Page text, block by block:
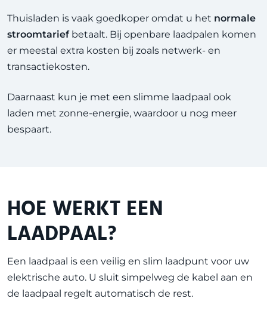
Thuisladen is vaak goedkoper omdat u het normale
stroomtariefbetaalt. Bij openbare laadpalen komen
er meestal extra kosten bij zoals netwerk- en
transactiekosten.
Daarnaast kun je met een slimme laadpaal ook
laden met zonne-energie, waardoor u nog meer
bespaart.
HOE WERKT EEN
LAADPAAL?
Een laadpaal is een veilig en slim laadpunt voor uw
elektrische auto. U sluit simpelweg de kabel aan en
de laadpaal regelt automatisch de rest.